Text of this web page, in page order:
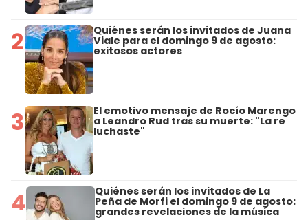
2 Quiénes serán los invitados de Juana
Viale para el domingo 9 de agosto:
exitosos actores
3 El emotivo mensaje de Rocío Marengo
a Leandro Rud tras su muerte: "La re
luchaste"
4 Quiénes serán los invitados de La
Peña de Morfi el domingo 9 de agosto:
grandes revelaciones de la música